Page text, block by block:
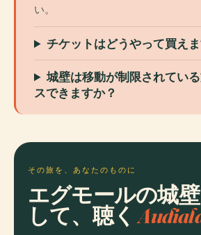
い。
チケットはどうやって買え
城壁は移動が制限されてい
スできますか？
その旅を、あなたのものに
エグモールの城
して、聴く